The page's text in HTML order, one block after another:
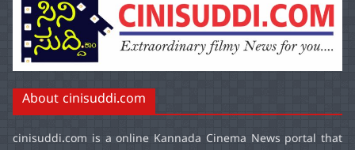
About cinisuddi.com
cinisuddi.com is a online Kannada Cinema News portal that